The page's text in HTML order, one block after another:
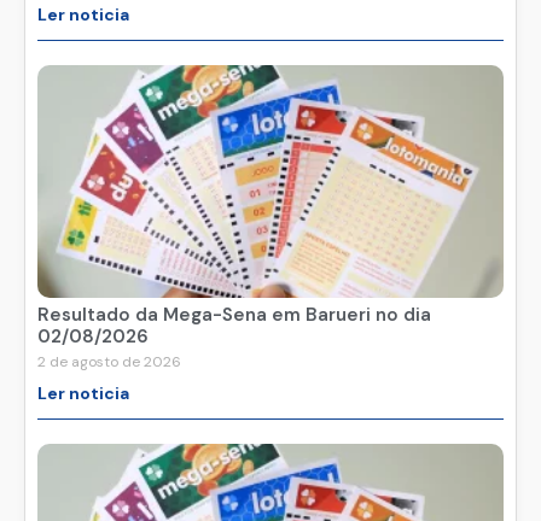
Ler noticia
Resultado da Mega-Sena em Barueri no dia
02/08/2026
2 de agosto de 2026
Ler noticia